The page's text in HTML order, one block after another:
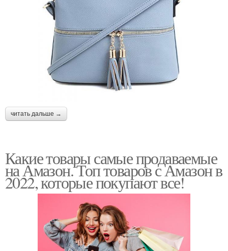
читать дальше →
Какие товары самые продаваемые
на Амазон. Топ товаров с Амазон в
2022, которые покупают все!